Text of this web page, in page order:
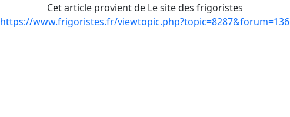
Cet article provient de Le site des frigoristes
https://www.frigoristes.fr/viewtopic.php?topic=8287&forum=136